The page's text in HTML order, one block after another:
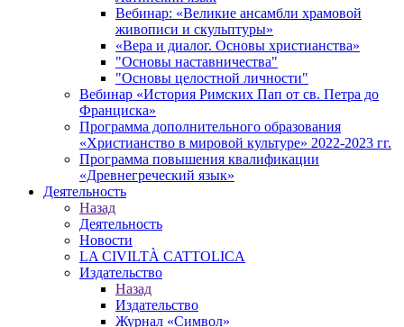
Вебинар: «Великие ансамбли храмовой
живописи и скульптуры»
«Вера и диалог. Основы христианства»
"Основы наставничества"
"Основы целостной личности"
Вебинар «История Римских Пап от св. Петра до
Франциска»
Программа дополнительного образования
«Христианство в мировой культуре» 2022-2023 гг.
Программа повышения квалификации
«Древнегреческий язык»
Деятельность
Назад
Деятельность
Новости
LA CIVILTÀ CATTOLICA
Издательство
Назад
Издательство
Журнал «Символ»